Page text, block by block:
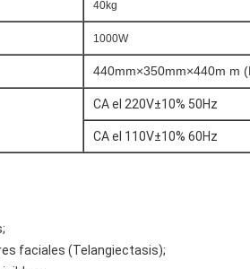
40kg
1000W
440mm×350mm×440m m
CA el 220V±10% 50Hz
CA el 110V±10% 60Hz
faciales (Telangiectasis);